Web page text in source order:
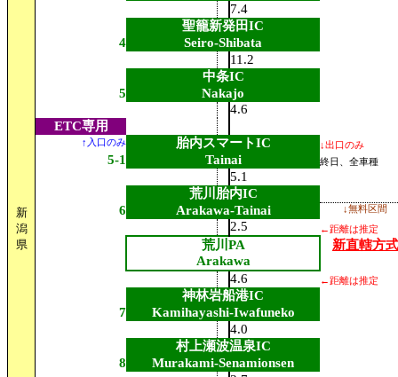
新
潟
県
7.4
聖籠新発田IC
4
Seiro-Shibata
11.2
中条IC
5
Nakajo
4.6
ETC専用
↑入口のみ 胎内スマートIC ↓出口のみ
5-1 Tainai 終日、全車種
5.1
荒川胎内IC
6
Arakawa-Tainai ↓無料区間
2.5 ←距離は推定
荒川PA
新直轄方式
Arakawa
4.6
←距離は推定
神林岩船港IC
7
Kamihayashi-Iwafuneko
4.0
村上瀬波温泉IC
8
Murakami-Senamionsen